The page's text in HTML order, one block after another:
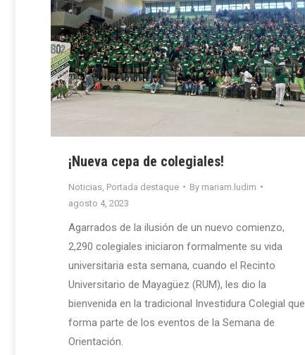
¡Nueva cepa de colegiales!
Noticias Portada destaque By mariam.ludim
agosto 4, 2023
Agarrados de la ilusión de un nuevo comienzo,
2,290 colegiales iniciaron formalmente su vida
universitaria esta semana, cuando el Recinto
Universitario de Mayagüez (RUM), les dio la
bienvenida en la tradicional Investidura Colegial que
forma parte de los eventos de la Semana de
Orientación.